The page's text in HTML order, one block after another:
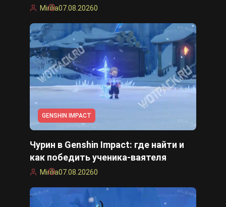
уменьшенном состоянии
Mirilia07.08.20260
GENSHIN IMPACT
Чурин в Genshin Impact: где найти и
как победить ученика-ваятеля
Mirilia07.08.20260